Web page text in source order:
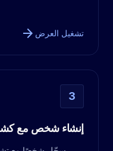
تشغيل العرض arrow_forward
3
إنشاء شخص مع